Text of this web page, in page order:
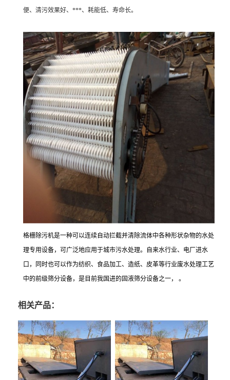
便、清污效果好、***、耗能低、寿命长。
格栅除污机是一种可以连续自动拦截并清除流体中各种形状杂物的水处
理专用设备，可广泛地应用于城市污水处理。自来水行业、电厂进水
口，同时也可以作为纺织、食品加工、造纸、皮革等行业废水处理工艺
中的前级筛分设备，是目前我国进的固液筛分设备之一， 。
相关产品：